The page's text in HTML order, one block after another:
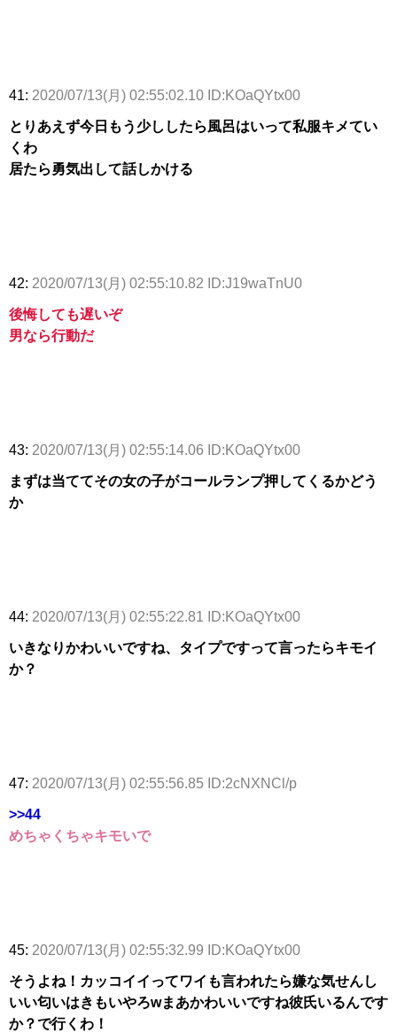
41: 2020/07/13(月) 02:55:02.10 ID:KOaQYtx00
とりあえず今日もう少ししたら風呂はいって私服キメてい
くわ
居たら勇気出して話しかける
42: 2020/07/13(月) 02:55:10.82 ID:J19waTnU0
後悔しても遅いぞ
男なら行動だ
43: 2020/07/13(月) 02:55:14.06 ID:KOaQYtx00
まずは当ててその女の子がコールランプ押してくるかどう
か
44: 2020/07/13(月) 02:55:22.81 ID:KOaQYtx00
いきなりかわいいですね、タイプですって言ったらキモイ
か？
47: 2020/07/13(月) 02:55:56.85 ID:2cNXNCl/p
>>44
めちゃくちゃキモいで
45: 2020/07/13(月) 02:55:32.99 ID:KOaQYtx00
そうよね！カッコイイってワイも言われたら嫌な気せんし
いい匂いはきもいやろwまあかわいいですね彼氏いるんです
か？で行くわ！